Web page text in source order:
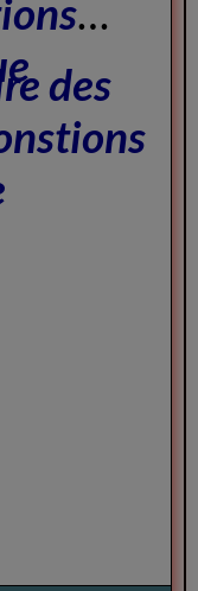
des